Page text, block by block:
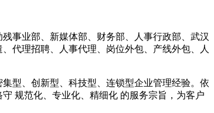
事业部、新媒体部、财务部、人事行政部、武汉
代理招聘、人事代理、岗位外包、产线外包、人
型、创新型、科技型、连锁型企业管理经验。依
规范化、专业化、精细化 的服务宗旨，为客户